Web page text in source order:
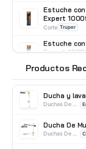
Estuche
Expert
Corte Truper
Estuche
Expert
Estuche
Truper
Corte Truper
Productos
Ducha y
Ducha De